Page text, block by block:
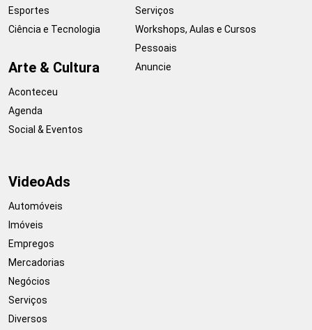
Esportes
Ciência e Tecnologia
Arte & Cultura
Aconteceu
Agenda
Social & Eventos
Serviços
Workshops, Aulas e Cursos
Pessoais
Anuncie
VideoAds
Automóveis
Imóveis
Empregos
Mercadorias
Negócios
Serviços
Diversos